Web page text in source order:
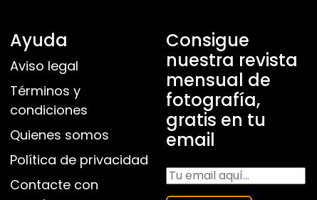
Ayuda
Aviso legal
Términos y
condiciones
Quienes somos
Política de privacidad
Contacte con
Consigue
nuestra revista
mensual de
fotografía,
gratis en tu
email